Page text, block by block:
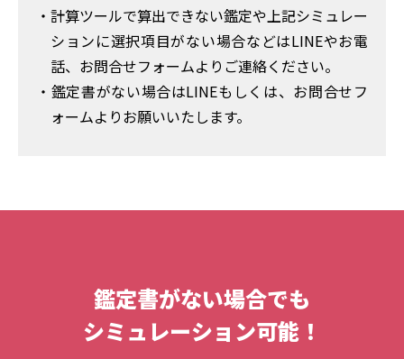
・計算ツールで算出できない鑑定や上記シミュレー
ションに選択項目がない場合などはLINEやお電
話、お問合せフォームよりご連絡ください。
・鑑定書がない場合はLINEもしくは、お問合せフ
ォームよりお願いいたします。
鑑定書がない場合でも
シミュレーション可能！